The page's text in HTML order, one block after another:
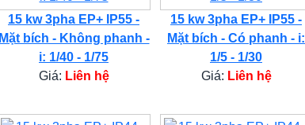
15 kw 3pha EP+ IP55 -
Mặt bích - Không phanh -
i: 1/40 - 1/75
Giá: Liên hệ
15 kw 3pha EP+ IP55 -
Mặt bích - Có phanh - i:
1/5 - 1/30
Giá: Liên hệ